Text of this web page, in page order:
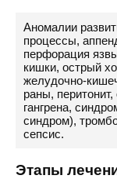
Аномалии
процессы,
перфорация
кишки, острый
желудочно-
раны,
гангрена,
синдром),
сепсис.
Этапы